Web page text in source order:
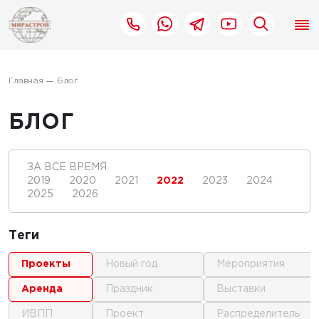
Главная Блог
БЛОГ
ЗА ВСЕ ВРЕМЯ
2019
2020 2021 2022 2023
2024
2025
2026
Теги
проекты
аренда
ИВПП
новый год
праздник
проект
мероприятия
выставки
распределитель